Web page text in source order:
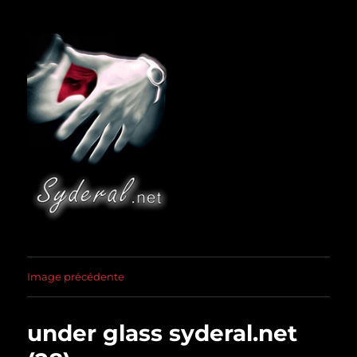
Image précédente
under glass syderal.net